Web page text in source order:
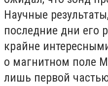
Научные
последние дни его
крайне
о магнитном поле
лишь первой